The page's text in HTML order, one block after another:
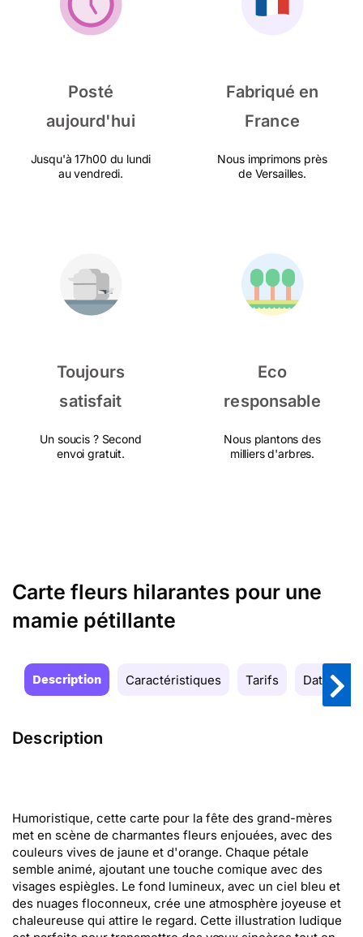
Posté
aujourd'hui
Jusqu'à 17h00 du lundi
au vendredi.
Fabriqué en
France
Nous imprimons près
de Versailles.
Toujours
satisfait
Un soucis ? Second
envoi gratuit.
Eco
responsable
Nous plantons des
milliers d'arbres.
Carte fleurs hilarantes pour une
mamie pétillante
Description Caractéristiques Tarifs Date de
Description
Humoristique, cette carte pour la fête des grand-mères
met en scène de charmantes fleurs enjouées, avec des
couleurs vives de jaune et d'orange. Chaque pétale
semble animé, ajoutant une touche comique avec des
visages espiègles. Le fond lumineux, avec un ciel bleu et
des nuages floconneux, crée une atmosphère joyeuse et
chaleureuse qui attire le regard. Cette illustration ludique